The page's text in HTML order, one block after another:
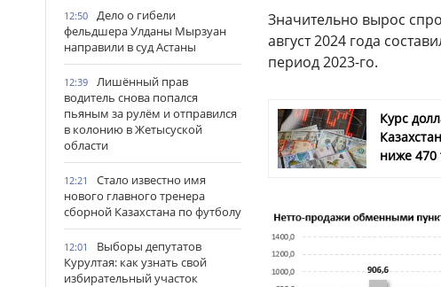
12:50
Дело о гибели
фельдшера Улданы Мырзуан
направили в суд Астаны
12:39
Лишённый прав
водитель снова попался
пьяным за рулём и отправился
в колонию в Жетысуской
области
12:21
Стало известно имя
нового главного тренера
сборной Казахстана по футболу
12:01
Выборы депутатов
Курултая: как узнать свой
избирательный участок
Значительно вырос
август 2024 года
период 2023-го.
Курс
ниже 470